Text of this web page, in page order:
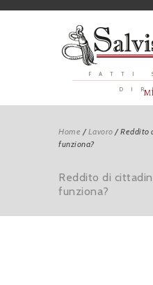
FATTI
Home /Lavoro /Reddito
funziona?
Reddito di
funziona?